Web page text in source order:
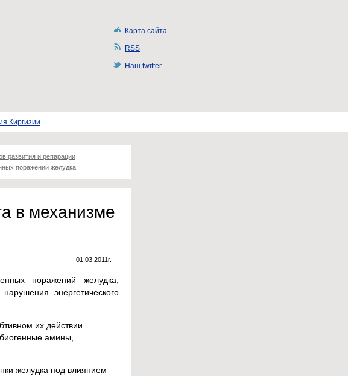
Карта сайта
RSS
Наш twitter
Киргизии
развития и репарации
поражений желудка
в механизме
01.03.2011г.
поражений желудка,
энергетического
их действии
амины,
желудка под влиянием